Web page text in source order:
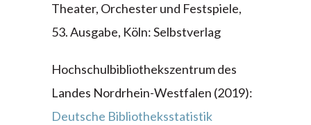
Theater, Orchester und Festspiele,
53. Ausgabe, Köln: Selbstverlag
Hochschulbibliothekszentrum des
Landes Nordrhein-Westfalen (2019):
Deutsche Bibliotheksstatistik